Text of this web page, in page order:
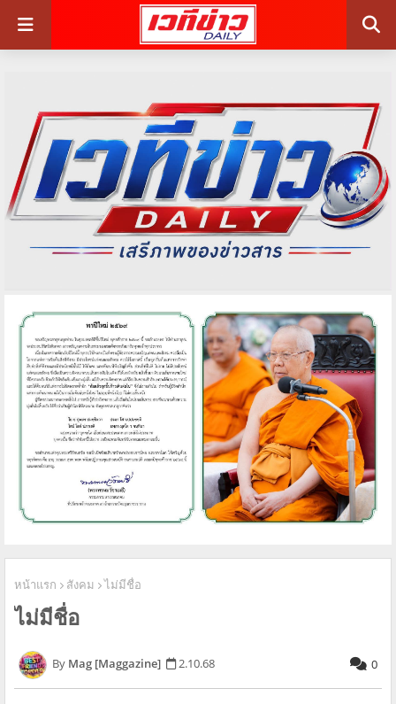
หน้าแรก สังคม ไม่มีชื่อ
ไม่มีชื่อ
Mag [Maggazine] 2.10.68 0